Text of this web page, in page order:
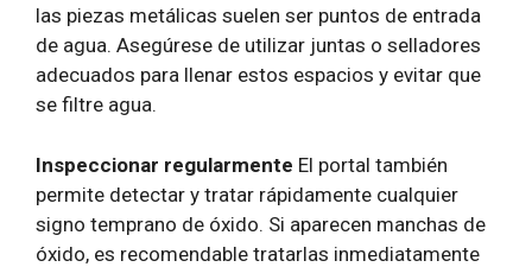
las piezas metálicas suelen ser puntos de entrada
de agua. Asegúrese de utilizar juntas o selladores
adecuados para llenar estos espacios y evitar que
se filtre agua.
Inspeccionar regularmente El portal también
permite detectar y tratar rápidamente cualquier
signo temprano de óxido. Si aparecen manchas de
óxido, es recomendable tratarlas inmediatamente